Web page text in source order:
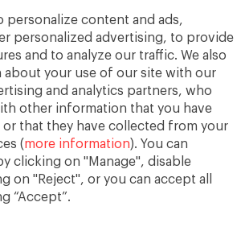
personalize content and ads,
personalized advertising, to provide
and to analyze our traffic. We also
about your use of our site with our
and analytics partners, who
other information that you have
that they have collected from your
(more information). You can
clicking on "Manage", disable
on "Reject", or you can accept all
“Accept”.
Familiar